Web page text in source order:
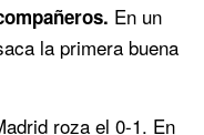
En un
la primera buena
roza el 0-1. En